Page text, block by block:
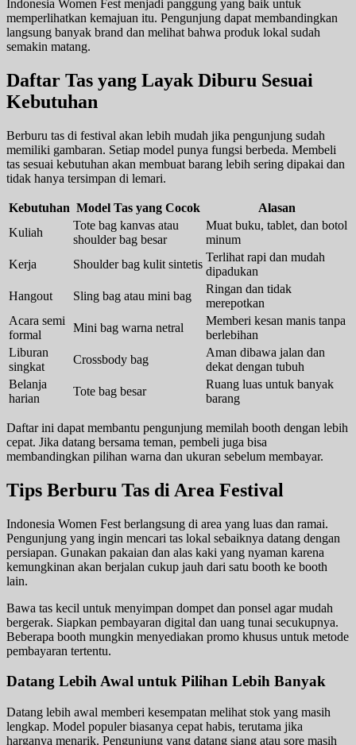
Indonesia Women Fest menjadi panggung yang baik untuk
memperlihatkan kemajuan itu. Pengunjung dapat membandingkan
langsung banyak brand dan melihat bahwa produk lokal sudah
semakin matang.
Daftar Tas yang Layak Diburu Sesuai
Kebutuhan
Berburu tas di festival akan lebih mudah jika pengunjung sudah
memiliki gambaran. Setiap model punya fungsi berbeda. Membeli
tas sesuai kebutuhan akan membuat barang lebih sering dipakai dan
tidak hanya tersimpan di lemari.
Kebutuhan Model Tas yang Cocok
Alasan
Kuliah
Tote bag kanvas atau
shoulder bag besar
Muat buku, tablet, dan botol
minum
Kerja
Shoulder bag kulit sintetis
Terlihat rapi dan mudah
dipadukan
Hangout
Sling bag atau mini bag
Ringan dan tidak
merepotkan
Acara semi
formal
Mini bag warna netral
Memberi kesan manis tanpa
berlebihan
Liburan
singkat
Crossbody bag
Aman dibawa jalan dan
dekat dengan tubuh
Belanja
harian
Tote bag besar
Ruang luas untuk banyak
barang
Daftar ini dapat membantu pengunjung memilah booth dengan lebih
cepat. Jika datang bersama teman, pembeli juga bisa
membandingkan pilihan warna dan ukuran sebelum membayar.
Tips Berburu Tas di Area Festival
Indonesia Women Fest berlangsung di area yang luas dan ramai.
Pengunjung yang ingin mencari tas lokal sebaiknya datang dengan
persiapan. Gunakan pakaian dan alas kaki yang nyaman karena
kemungkinan akan berjalan cukup jauh dari satu booth ke booth
lain.
Bawa tas kecil untuk menyimpan dompet dan ponsel agar mudah
bergerak. Siapkan pembayaran digital dan uang tunai secukupnya.
Beberapa booth mungkin menyediakan promo khusus untuk metode
pembayaran tertentu.
Datang Lebih Awal untuk Pilihan Lebih Banyak
Datang lebih awal memberi kesempatan melihat stok yang masih
lengkap. Model populer biasanya cepat habis, terutama jika
harganya menarik. Pengunjung yang datang siang atau sore masih